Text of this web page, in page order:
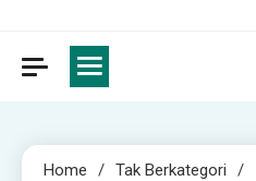
Home
Tak Berkategori